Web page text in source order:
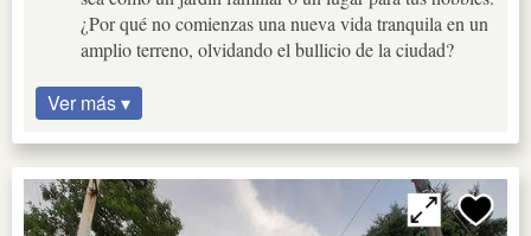
¿Por qué no comienzas una nueva vida tranquila en un
amplio terreno, olvidando el bullicio de la ciudad?
Ver más ▾